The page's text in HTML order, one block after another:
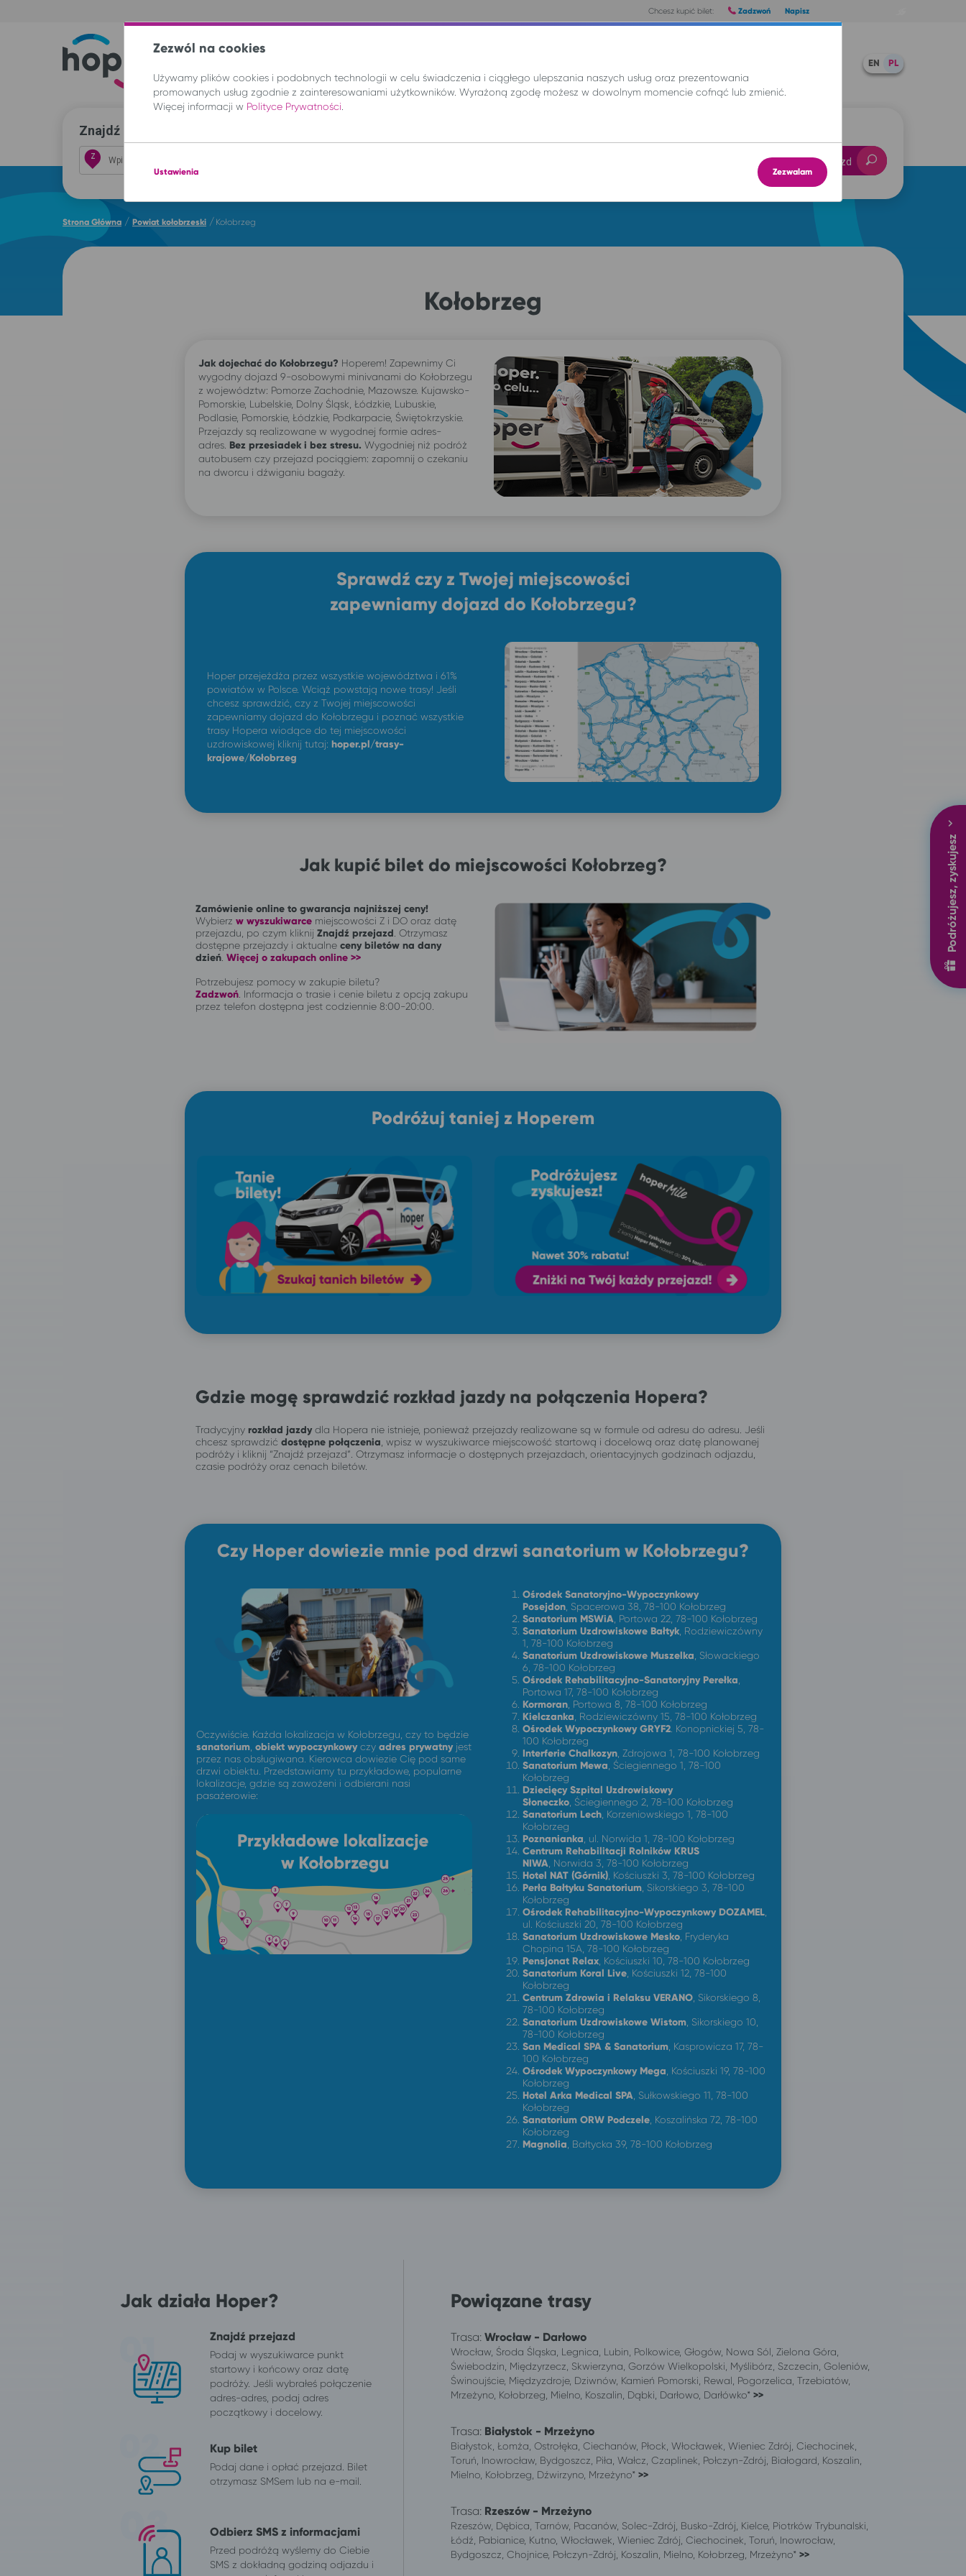
Chcesz kupić bilet: Zadzwoń Napisz
EN PL
Znajdź przejazd i kup bilet
Z Znajdź przejazd
Podróżujesz, zyskujesz
Strona Główna / Powiat kołobrzeski /Kołobrzeg
Kołobrzeg
Jak dojechać do Kołobrzegu? Hoperem! Zapewnimy Ci
wygodny dojazd 9-osobowymi minivanami do Kołobrzegu
z województw: Pomorze Zachodnie, Mazowsze. Kujawsko-
Pomorskie, Lubelskie, Dolny Śląsk, Łódzkie, Lubuskie,
Podlasie, Pomorskie, Łódzkie, Podkarpacie, Świętokrzyskie.
Przejazdy są realizowane w wygodnej formie adres-
adres. Bez przesiadek i bez stresu. Wygodniej niż podróż
autobusem czy przejazd pociągiem: zapomnij o czekaniu
na dworcu i dźwiganiu bagaży.
Sprawdź czy z Twojej miejscowości
zapewniamy dojazd do Kołobrzegu?
Hoper przejeżdża przez wszystkie województwa i 61%
powiatów w Polsce. Wciąż powstają nowe trasy! Jeśli
chcesz sprawdzić, czy z Twojej miejscowości
zapewniamy dojazd do Kołobrzegu i poznać wszystkie
trasy Hopera wiodące do tej miejscowości
uzdrowiskowej kliknij tutaj: hoper.pl/trasy-
krajowe/Kołobrzeg
Jak kupić bilet do miejscowości Kołobrzeg?
Zamówienie online to gwarancja najniższej ceny!
Wybierz w wyszukiwarce miejscowości Z i DO oraz datę
przejazdu, po czym kliknij Znajdź przejazd . Otrzymasz
dostępne przejazdy i aktualne ceny biletów na dany
dzień Więcej o zakupach online >>
Potrzebujesz pomocy w zakupie biletu?
Zadzwoń Informacja o trasie i cenie biletu z opcją zakupu
przez telefon dostępna jest codziennie 8:00-20:00.
Podróżuj taniej z Hoperem
Gdzie mogę sprawdzić rozkład jazdy na połączenia Hopera?
Tradycyjny rozkład jazdydla Hopera nie istnieje, ponieważ przejazdy realizowane są w formule od adresu do adresu. Jeśli
chcesz sprawdzić dostępne połączenia , wpisz w wyszukiwarce miejscowość startową i docelową oraz datę planowanej
podróży i kliknij “Znajdź przejazd”. Otrzymasz informacje o dostępnych przejazdach, orientacyjnych godzinach odjazdu,
czasie podróży oraz cenach biletów.
Czy Hoper dowiezie mnie pod drzwi sanatorium w Kołobrzegu?
Oczywiście. Każda lokalizacja w Kołobrzegu, czy to będzie
sanatorium obiekt wypoczynkowyczy adres prywatnyjest
przez nas obsługiwana. Kierowca dowiezie Cię pod same
drzwi obiektu. Przedstawiamy tu przykładowe, popularne
lokalizacje, gdzie są zawożeni i odbierani nasi
pasażerowie:
Ośrodek Sanatoryjno-Wypoczynkowy
Posejdon , Spacerowa 38, 78-100 Kołobrzeg
Sanatorium MSWiA , Portowa 22, 78-100 Kołobrzeg
Sanatorium Uzdrowiskowe Bałtyk , Rodziewiczówny
1, 78-100 Kołobrzeg
Sanatorium Uzdrowiskowe Muszelka , Słowackiego
6, 78-100 Kołobrzeg
Ośrodek Rehabilitacyjno-Sanatoryjny Perełka
Portowa 17, 78-100 Kołobrzeg
Kormoran , Portowa 8, 78-100 Kołobrzeg
Kielczanka , Rodziewiczówny 15, 78-100 Kołobrzeg
Ośrodek Wypoczynkowy GRYF2 . Konopnickiej 5, 78-
100 Kołobrzeg
Interferie Chalkozyn , Zdrojowa 1, 78-100 Kołobrzeg
Sanatorium Mewa , Ściegiennego 1, 78-100
Kołobrzeg
Dziecięcy Szpital Uzdrowiskowy
Słoneczko , Ściegiennego 2, 78-100 Kołobrzeg
Sanatorium Lech , Korzeniowskiego 1, 78-100
Kołobrzeg
Poznanianka , ul. Norwida 1, 78-100 Kołobrzeg
Centrum Rehabilitacji Rolników KRUS
NIWA , Norwida 3, 78-100 Kołobrzeg
Hotel NAT (Górnik) , Kościuszki 3, 78-100 Kołobrzeg
Perła Bałtyku Sanatorium , Sikorskiego 3, 78-100
Kołobrzeg
Ośrodek Rehabilitacyjno-Wypoczynkowy DOZAMEL
ul. Kościuszki 20, 78-100 Kołobrzeg
Sanatorium Uzdrowiskowe Mesko , Fryderyka
Chopina 15A, 78-100 Kołobrzeg
Pensjonat Relax , Kościuszki 10, 78-100 Kołobrzeg
Sanatorium Koral Live , Kościuszki 12, 78-100
Kołobrzeg
Centrum Zdrowia i Relaksu VERANO , Sikorskiego 8,
78-100 Kołobrzeg
Sanatorium Uzdrowiskowe Wistom , Sikorskiego 10,
78-100 Kołobrzeg
San Medical SPA & Sanatorium , Kasprowicza 17, 78-
100 Kołobrzeg
Ośrodek Wypoczynkowy Mega , Kościuszki 19, 78-100
Kołobrzeg
Hotel Arka Medical SPA , Sułkowskiego 11, 78-100
Kołobrzeg
Sanatorium ORW Podczele , Koszalińska 72, 78-100
Kołobrzeg
Magnolia Bałtycka 39, 78-100 Kołobrzeg
Jak działa Hoper?
Znajdź przejazd
Podaj w wyszukiwarce punkt
startowy i końcowy oraz datę
podróży. Jeśli wybrałeś połączenie
adres-adres, podaj adres
początkowy i docelowy.
Kup bilet
Podaj dane i opłać przejazd. Bilet
otrzymasz SMSem lub na e-mail.
Odbierz SMS z informacjami
Przed podróżą wyślemy do Ciebie
SMS z dokładną godziną odjazdu i
Powiązane trasy
Trasa: Wrocław - Darłowo
Wrocław, Środa Śląska, Legnica, Lubin, Polkowice, Głogów, Nowa Sól, Zielona Góra,
Świebodzin, Międzyrzecz, Skwierzyna, Gorzów Wielkopolski, Myślibórz, Szczecin, Goleniów,
Świnoujście, Międzyzdroje, Dziwnów, Kamień Pomorski, Rewal, Pogorzelica, Trzebiatów,
Mrzeżyno, Kołobrzeg, Mielno, Koszalin, Dąbki, Darłowo, Darłówko* >>
Trasa: Białystok - Mrzeżyno
Białystok, Łomża, Ostrołęka, Ciechanów, Płock, Włocławek, Wieniec Zdrój, Ciechocinek,
Toruń, Inowrocław, Bydgoszcz, Piła, Wałcz, Czaplinek, Połczyn-Zdrój, Białogard, Koszalin,
Mielno, Kołobrzeg, Dźwirzyno, Mrzeżyno* >>
Trasa: Rzeszów - Mrzeżyno
Rzeszów, Dębica, Tarnów, Pacanów, Solec-Zdrój, Busko-Zdrój, Kielce, Piotrków Trybunalski,
Łódź, Pabianice, Kutno, Włocławek, Wieniec Zdrój, Ciechocinek, Toruń, Inowrocław,
Bydgoszcz, Chojnice, Połczyn-Zdrój, Koszalin, Mielno, Kołobrzeg, Mrzeżyno* >>
Zezwól na cookies
Używamy plików cookies i podobnych technologii w celu świadczenia i ciągłego ulepszania naszych usług oraz prezentowania
promowanych usług zgodnie z zainteresowaniami użytkowników. Wyrażoną zgodę możesz w dowolnym momencie cofnąć lub zmienić.
Więcej informacji w Polityce Prywatności
Ustawienia Zezwalam